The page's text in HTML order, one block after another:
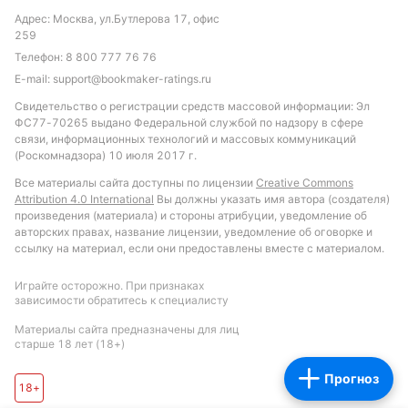
меньше 2.5 голов» и «ИТ Хартс меньше 1.5 голов в
первом тайме», что соответствует тенденциям
последних матчей. Также стоит обратить внимание
на ставку по фолам — ожидается больше 20.5
фолов в матче, что отражает интенсивность
борьбы на поле.
Обновлено:
Автор
Питер Бьёрн
Подписаться
Прогноз
Адрес: Москва, ул.Бутлерова 17, офис
259
Телефон: 8 800 777 76 76
E-mail: support@bookmaker-ratings.ru
Свидетельство о регистрации средств массовой информации: Эл
ФС77-70265 выдано Федеральной службой по надзору в сфере
связи, информационных технологий и массовых коммуникаций
(Роскомнадзора) 10 июля 2017 г.
Все материалы сайта доступны по лицензии Creative Commons
Attribution 4.0 International Вы должны указать имя автора (создателя)
произведения (материала) и стороны атрибуции, уведомление об
авторских правах, название лицензии, уведомление об оговорке и
ссылку на материал, если они предоставлены вместе с материалом.
Играйте осторожно. При признаках
зависимости обратитесь к специалисту
Материалы сайта предназначены для лиц
старше 18 лет (18+)
18+